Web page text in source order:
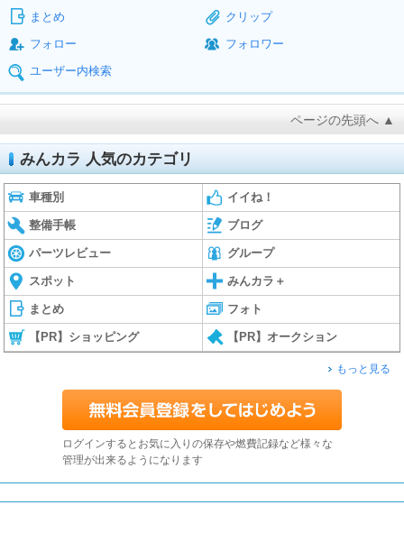
まとめ
クリップ
フォロー
フォロワー
ユーザー内検索
ページの先頭へ ▲
みんカラ 人気のカテゴリ
車種別 イイね！
整備手帳 ブログ
パーツレビュー グループ
スポット みんカラ＋
まとめ フォト
【PR】ショッピング 【PR】オークション
もっと見る
ログインするとお気に入りの保存や燃費記録など様々な
管理が出来るようになります